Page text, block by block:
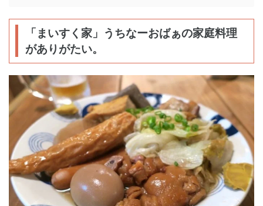
「まいすく家」うちなーおばぁの家庭料理
がありがたい。